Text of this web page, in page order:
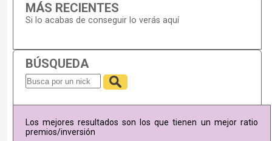
MÁS RECIENTES
Si lo acabas de conseguir lo verás aquí
BÚSQUEDA
Los mejores resultados son los que tienen un mejor ratio
premios/inversión